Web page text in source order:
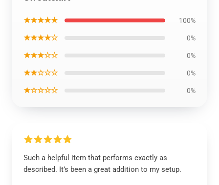
★★★★★ 100%
★★★★☆ 0%
★★★☆☆ 0%
★★☆☆☆ 0%
★☆☆☆☆ 0%
Such a helpful item that performs exactly as
described. It’s been a great addition to my setup.